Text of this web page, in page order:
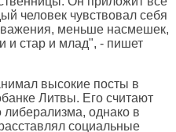
человек чувствовал себя
меньше насмешек,
и стар и млад", - пишет
высокие посты в
Литвы. Его считают
либерализма, однако в
социальные